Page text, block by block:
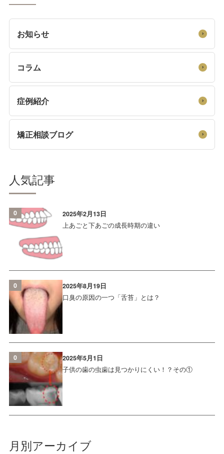
お知らせ
コラム
症例紹介
矯正相談ブログ
人気記事
0
2025年2月13日
上あごと下あごの成長時期の違い
0
2025年8月19日
口臭の原因の一つ「舌苔」とは？
0
2025年5月1日
子供の歯の虫歯は見つかりにくい！？その①
月別アーカイブ